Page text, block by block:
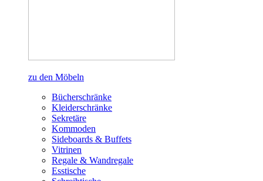
zu den Möbeln
Bücherschränke
Kleiderschränke
Sekretäre
Kommoden
Sideboards & Buffets
Vitrinen
Regale & Wandregale
Esstische